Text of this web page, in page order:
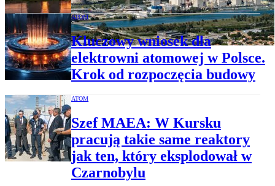
ATOM
Kluczowy wniosek dla
elektrowni atomowej w Polsce.
Krok od rozpoczęcia budowy
ATOM
Szef MAEA: W Kursku
pracują takie same reaktory
jak ten, który eksplodował w
Czarnobylu